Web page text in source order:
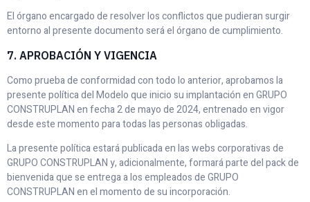
El órgano encargado de resolver los conflictos que pudieran surgir
entorno al presente documento será el órgano de cumplimiento.
7. APROBACIÓN Y VIGENCIA
Como prueba de conformidad con todo lo anterior, aprobamos la
presente política del Modelo que inicio su implantación en GRUPO
CONSTRUPLAN en fecha 2 de mayo de 2024, entrenado en vigor
desde este momento para todas las personas obligadas.
La presente política estará publicada en las webs corporativas de
GRUPO CONSTRUPLAN y, adicionalmente, formará parte del pack de
bienvenida que se entrega a los empleados de GRUPO
CONSTRUPLAN en el momento de su incorporación.